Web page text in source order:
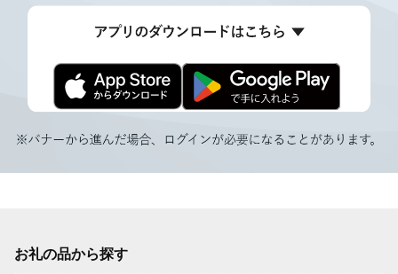
お礼の品から探す